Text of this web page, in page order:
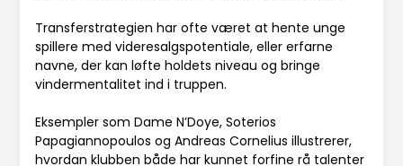
Transferstrategien har ofte været at hente unge
spillere med videresalgspotentiale, eller erfarne
navne, der kan løfte holdets niveau og bringe
vindermentalitet ind i truppen.
Eksempler som Dame N’Doye, Soterios
Papagiannopoulos og Andreas Cornelius illustrerer,
hvordan klubben både har kunnet forfine rå talenter